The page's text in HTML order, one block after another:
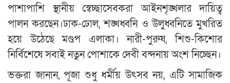
পাশাপাশি স্থানীয় স্বেচ্ছাসেবকরা আইনশৃঙ্খলার দায়িত্ব
পালন করছেন।ঢাক-ঢোল, শঙ্খধ্বনি ও উলুধ্বনিতে মুখরিত
হয়ে উঠেছে মণ্ডপ এলাকা। নারী-পুরুষ, শিশু-কিশোর
নির্বিশেষে সবাই নতুন পোশাকে দেবী বন্দনায় অংশ নিচ্ছেন।
ভক্তরা জানান, পূজা শুধু ধর্মীয় উৎসব নয়, এটি সামাজিক